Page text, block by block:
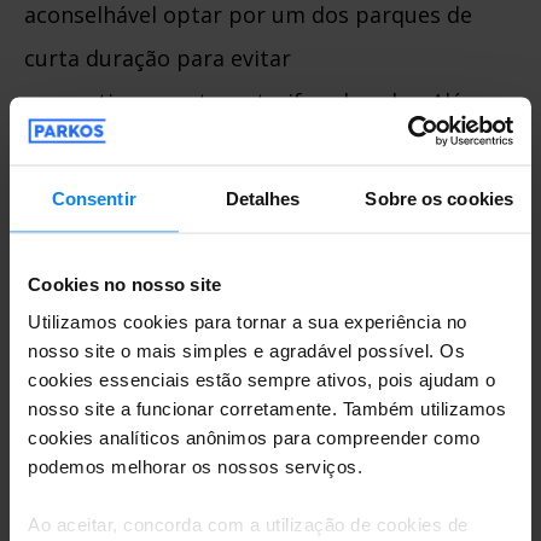
Consentir Detalhes Sobre os cookies
Cookies no nosso site
Utilizamos cookies para tornar a sua experiência no
nosso site o mais simples e agradável possível. Os
cookies essenciais estão sempre ativos, pois ajudam o
nosso site a funcionar corretamente. Também utilizamos
cookies analíticos anônimos para compreender como
podemos melhorar os nossos serviços.
Ao aceitar, concorda com a utilização de cookies de
aconselhável optar por um dos parques de
curta duração para evitar
congestionamentos e tarifas elevadas. Além
disso, o aeroporto incentiva os condutores a
utilizarem essas opções para melhorar o
fluxo de tráfego.
passageiros no Aeroporto do
Porto?
Se você está aguardando passageiros, é
melhor utilizar os áreas de estacionamento